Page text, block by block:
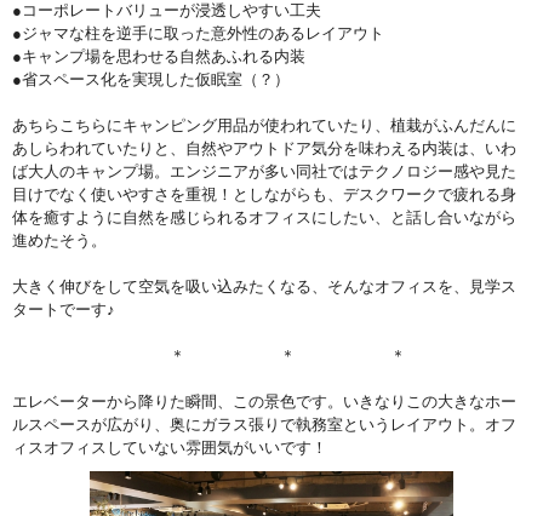
●コーポレートバリューが浸透しやすい工夫
●ジャマな柱を逆手に取った意外性のあるレイアウト
●キャンプ場を思わせる自然あふれる内装
●省スペース化を実現した仮眠室（？）
あちらこちらにキャンピング用品が使われていたり、植栽がふんだんに
あしらわれていたりと、自然やアウトドア気分を味わえる内装は、いわ
ば大人のキャンプ場。エンジニアが多い同社ではテクノロジー感や見た
目けでなく使いやすさを重視！としながらも、デスクワークで疲れる身
体を癒すように自然を感じられるオフィスにしたい、と話し合いながら
進めたそう。
大きく伸びをして空気を吸い込みたくなる、そんなオフィスを、見学ス
タートでーす♪
＊ ＊ ＊
エレベーターから降りた瞬間、この景色です。いきなりこの大きなホー
ルスペースが広がり、奥にガラス張りで執務室というレイアウト。オフ
ィスオフィスしていない雰囲気がいいです！